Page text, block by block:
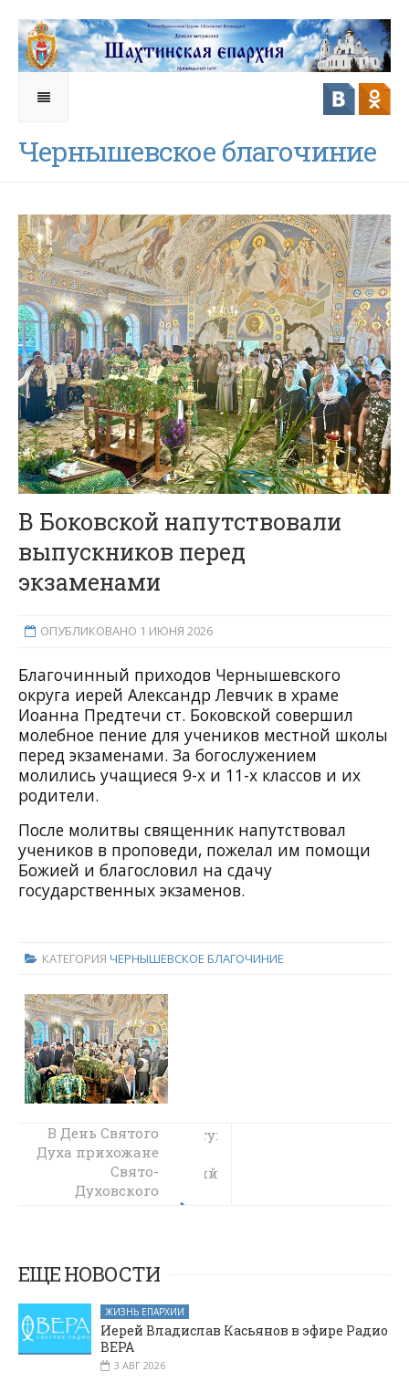
Чернышевское благочиние
В Боковской напутствовали
выпускников перед
экзаменами
ОПУБЛИКОВАНО 1 ИЮНЯ 2026
Благочинный приходов Чернышевского
округа иерей Александр Левчик в храме
Иоанна Предтечи ст. Боковской совершил
молебное пение для учеников местной школы
перед экзаменами. За богослужением
молились учащиеся 9-х и 11-х классов и их
родители.
После молитвы священник напутствовал
учеников в проповеди, пожелал им помощи
Божией и благословил на сдачу
государственных экзаменов.
КАТЕГОРИЯ ЧЕРНЫШЕВСКОЕ БЛАГОЧИНИЕ
Путешествие к свету:
экскурсия в
Пантелеймоновский
храм
В День Святого
Духа прихожане
Свято-
Духовского
престольный
праздник
ЕЩЕ НОВОСТИ
ЖИЗНЬ ЕПАРХИИ
Иерей Владислав Касьянов в эфире Радио
ВЕРА
3 АВГ 2026